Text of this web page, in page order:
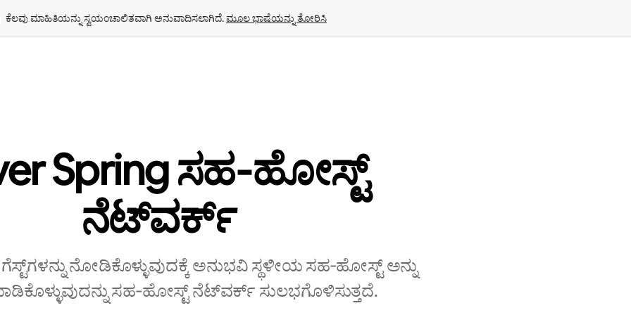
ಕೆಲವು ಮಾಹಿತಿಯನ್ನು ಸ್ವಯಂಚಾಲಿತವಾಗಿ ಅನುವಾದಿಸಲಾಗಿದೆ. ಮೂಲ ಭಾಷೆಯನ್ನು ತೋರಿಸಿ
Spring ಸಹ‑ಹೋಸ್ಟ್
‌ನೆಟ್‌ವರ್ಕ್
ನೋಡಿಕೊಳ್ಳುವುದಕ್ಕೆ ಅನುಭವಿ ಸ್ಥಳೀಯ ಸಹ‑ಹೋಸ್ಟ್ ಅನ್ನು
ಸಹ‑ಹೋಸ್ಟ್‌ ನೆಟ್‌ವರ್ಕ್‌ ಸುಲಭಗೊಳಿಸುತ್ತದೆ.